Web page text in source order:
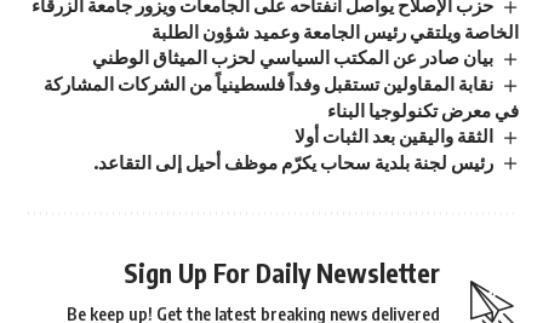
حزب الإصلاح يواصل انفتاحه على الجامعات ويزور جامعة الزرقاء
الخاصة ويلتقي رئيس الجامعة وعميد شؤون الطلبة
بيان صادر عن المكتب السياسي لحزب الميثاق الوطني
نقابة المقاولين تستقبل وفداً فلسطينياً من الشركات المشاركة
في معرض تكنولوجيا البناء
الثقة واليقين بعد الثبات أولا
رئيس لجنة بلدية سحاب يكرّم موظف أحيل إلى التقاعد.
Sign Up For Daily Newsletter
Be keep up! Get the latest breaking news delivered